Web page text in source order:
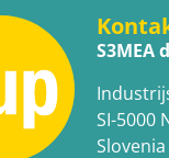
S3MEA
SI-5000
Slovenia